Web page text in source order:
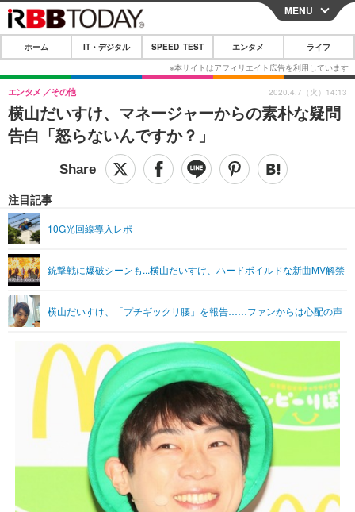
CLOSE
ホーム
IT・デジタル
IT・デジタルTOP スマートフォン
ネタ
ショッピング その他
SPEED TEST
エンタメTOP 映画・ドラマ
グラビア ブログ
ショッピング その他
ライフTOP
リリース一覧
プッシュ通知の停止方法
MENU
ホーム IT・デジタル SPEED TEST エンタメ ライフ
横山だいすけ、マネージャーからの素朴な疑問
告白「怒らないんですか？」
エンタメ その他
注目記事
10G光回線導入レポ
銃撃戦に爆破シーンも...横山だいすけ、ハードボイルドな新曲MV解禁
横山だいすけ、「プチギックリ腰」を報告……ファンからは心配の声
2020.4.7（火）14:13